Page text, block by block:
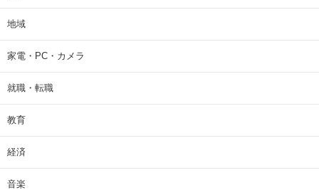
地域
家電・PC・カメラ
就職・転職
教育
経済
音楽